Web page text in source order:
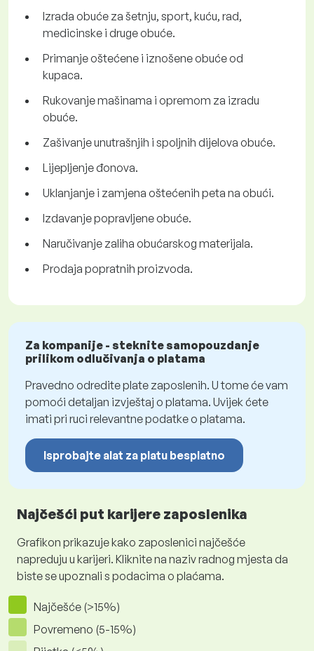
Izrada obuće za šetnju, sport, kuću, rad,
medicinske i druge obuće.
Primanje oštećene i iznošene obuće od
kupaca.
Rukovanje mašinama i opremom za izradu
obuće.
Zašivanje unutrašnjih i spoljnih dijelova obuće.
Lijepljenje đonova.
Uklanjanje i zamjena oštećenih peta na obući.
Izdavanje popravljene obuće.
Naručivanje zaliha obućarskog materijala.
Prodaja popratnih proizvoda.
Za kompanije - steknite samopouzdanje
prilikom odlučivanja o platama
Pravedno odredite plate zaposlenih. U tome će vam
pomoći detaljan izvještaj o platama. Uvijek ćete
imati pri ruci relevantne podatke o platama.
Isprobajte alat za platu besplatno
Najčešći put karijere zaposlenika
Grafikon prikazuje kako zaposlenici najčešće
napreduju u karijeri. Kliknite na naziv radnog mjesta da
biste se upoznali s podacima o plaćama.
Najčešće (>15%)
Povremeno (5-15%)